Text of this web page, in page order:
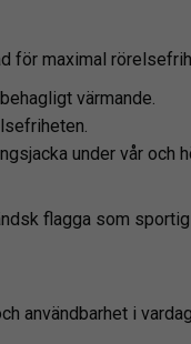
för maximal
värmande.
under vår
flagga som
användbarhet i